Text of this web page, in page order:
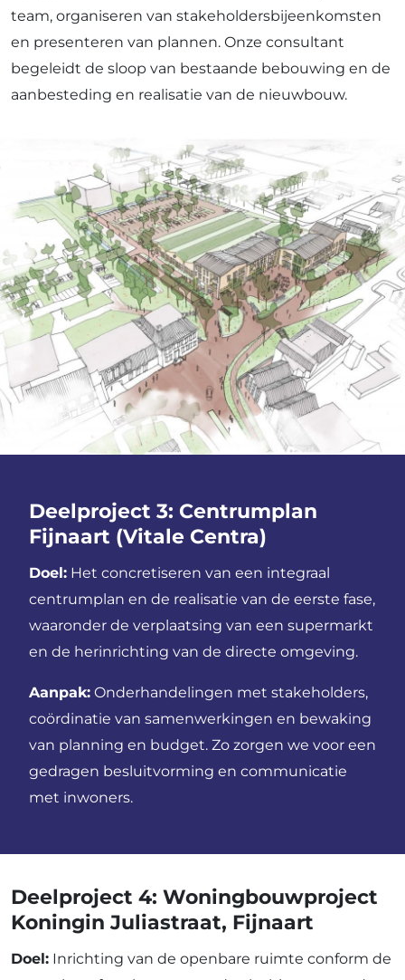
team, organiseren van stakeholdersbijeenkomsten
en presenteren van plannen. Onze consultant
begeleidt de sloop van bestaande bebouwing en de
aanbesteding en realisatie van de nieuwbouw.
Deelproject 3: Centrumplan
Fijnaart (Vitale Centra)
Doel: Het concretiseren van een integraal
centrumplan en de realisatie van de eerste fase,
waaronder de verplaatsing van een supermarkt
en de herinrichting van de directe omgeving.
Aanpak: Onderhandelingen met stakeholders,
coördinatie van samenwerkingen en bewaking
van planning en budget. Zo zorgen we voor een
gedragen besluitvorming en communicatie
met inwoners.
Deelproject 4: Woningbouwproject
Koningin Juliastraat, Fijnaart
Doel: Inrichting van de openbare ruimte conform de